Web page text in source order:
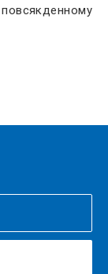
повсякденному